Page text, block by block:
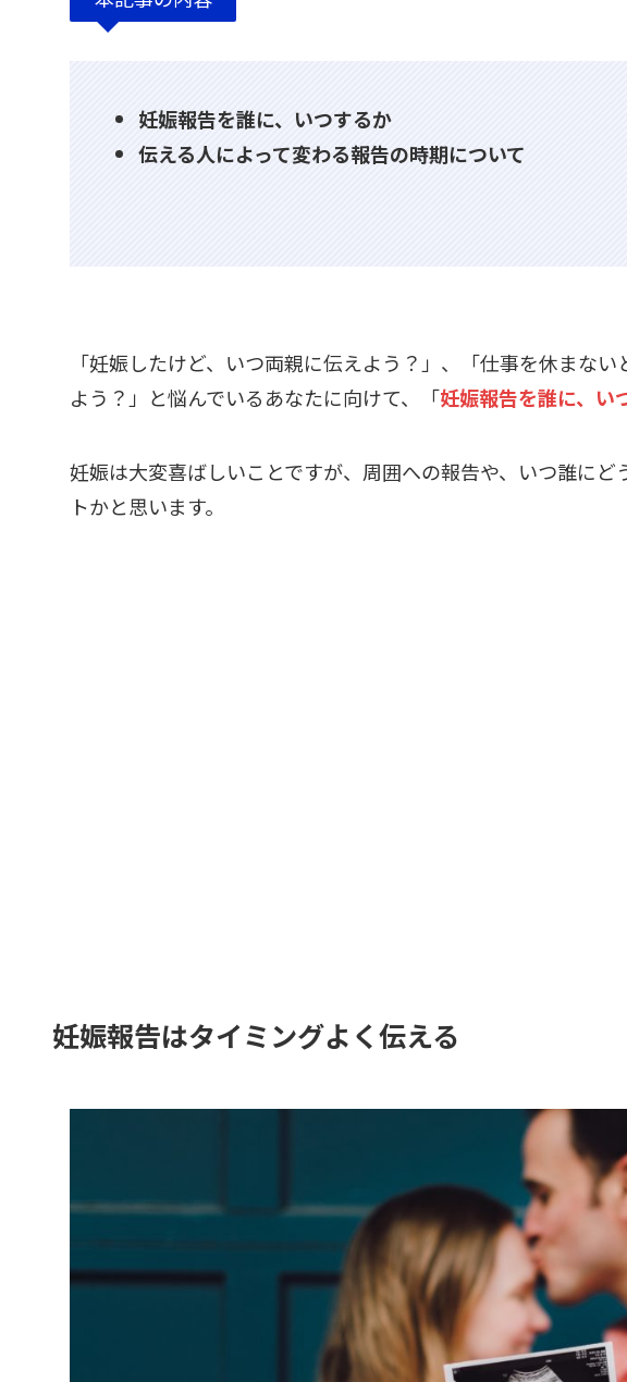
妊娠報告を誰に、いつするか
伝える人によって変わる報告の時期について
「妊娠したけど、いつ両親に伝えよう？」、「仕事を休まな
よう？」と悩んでいるあなたに向けて、「妊娠報告を誰に、い
妊娠は大変喜ばしいことですが、周囲への報告や、いつ誰に
トかと思います。
妊娠報告はタイミングよく伝える